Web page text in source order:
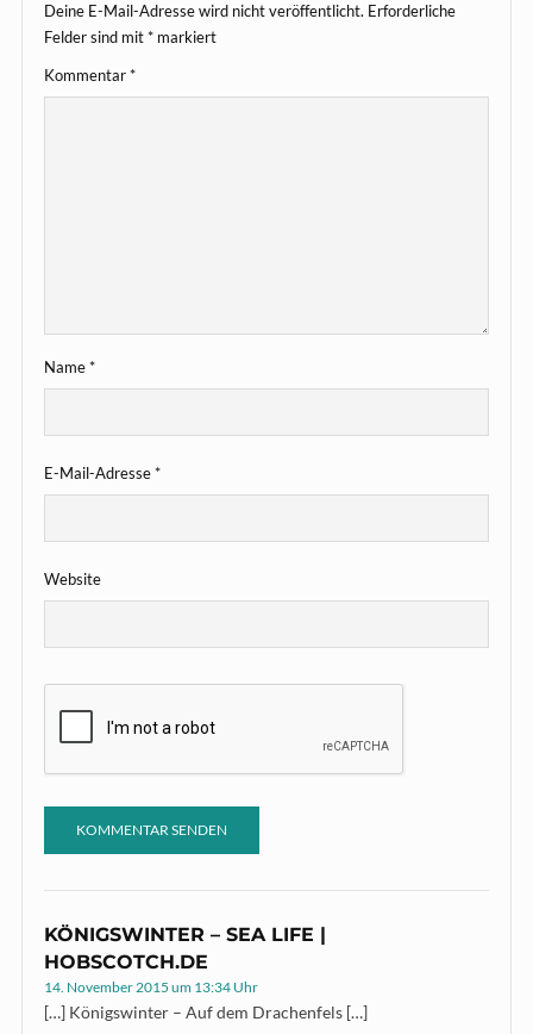
Deine E-Mail-Adresse wird nicht veröffentlicht. Erforderliche
Felder sind mit* markiert
Kommentar*
Name*
E-Mail-Adresse*
Website
KÖNIGSWINTER – SEA LIFE |
HOBSCOTCH.DE
14. November 2015 um 13:34 Uhr
[…] Königswinter – Auf dem Drachenfels […]